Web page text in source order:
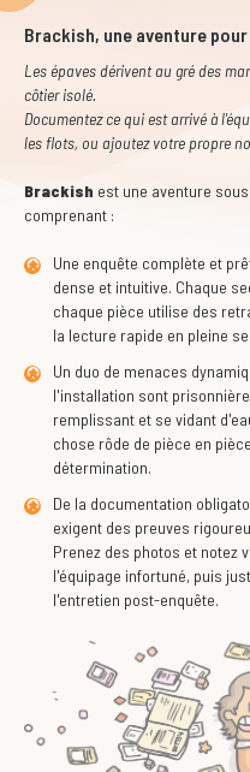
Brackish, une aventure
Les épaves dérivent au gré des
côtier isolé.
Documentez ce qui est arrivé à
les flots, ou ajoutez votre propre
Brackish est une aventure
comprenant :
Une enquête complète et
dense et intuitive. Chaque
chaque pièce utilise des
la lecture rapide en pleine
Un duo de menaces
l'installation sont
remplissant et se vidant
chose rôde de pièce en
détermination.
De la documentation
exigent des preuves
Prenez des photos et notez
l'équipage infortuné, puis
l'entretien post-enquête.